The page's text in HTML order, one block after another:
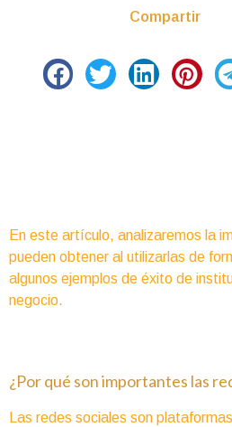
Compartir
En este artículo, analizaremos la
pueden obtener al utilizarlas de
algunos ejemplos de éxito de
negocio.
¿Por qué son importantes las
Las redes sociales son